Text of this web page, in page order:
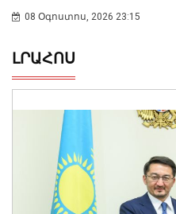
08 Օգոստոս, 2026 23:15
ԼՐԱՀՈՍ